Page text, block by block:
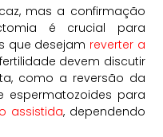
mas a confirmação
é crucial para
que desejam reverter a
devem discutir
como a reversão da
espermatozoides para
assistida, dependendo